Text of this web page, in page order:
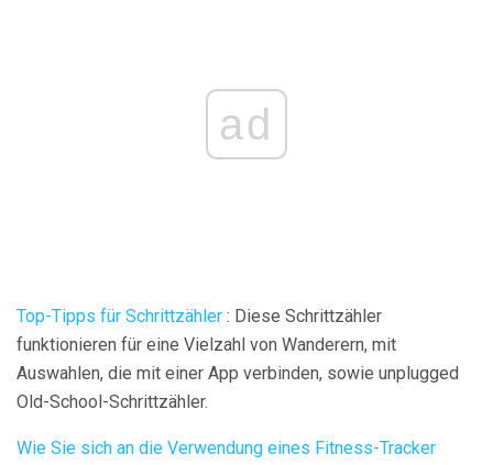
ad
Top-Tipps für Schrittzähler : Diese Schrittzähler
funktionieren für eine Vielzahl von Wanderern, mit
Auswahlen, die mit einer App verbinden, sowie unplugged
Old-School-Schrittzähler.
Wie Sie sich an die Verwendung eines Fitness-Tracker